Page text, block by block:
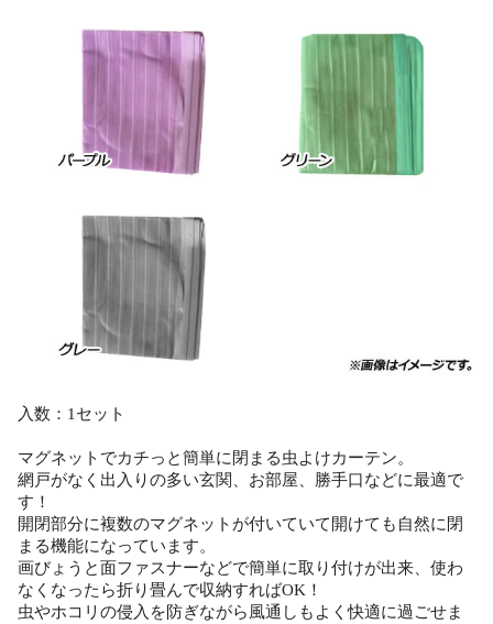
入数：1セット
マグネットでカチっと簡単に閉まる虫よけカーテン。
網戸がなく出入りの多い玄関、お部屋、勝手口などに最適で
す！
開閉部分に複数のマグネットが付いていて開けても自然に閉
まる機能になっています。
画びょうと面ファスナーなどで簡単に取り付けが出来、使わ
なくなったら折り畳んで収納すればOK！
虫やホコリの侵入を防ぎながら風通しもよく快適に過ごせま